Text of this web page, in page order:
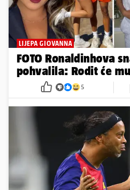
LIJEPA GIOVANNA
FOTO Ronaldinhova
pohvalila: Rodit će
5